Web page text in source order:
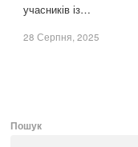
учасників із…
28 Серпня, 2025
Пошук